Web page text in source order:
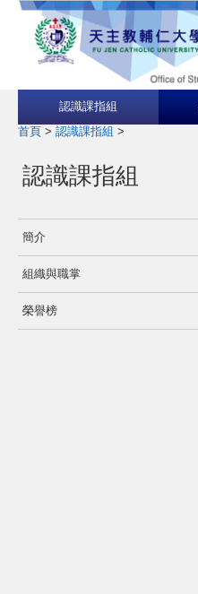
認識課指組
首頁 > 認識課指組 >
認識課指組
簡介
組織與職掌
榮譽榜